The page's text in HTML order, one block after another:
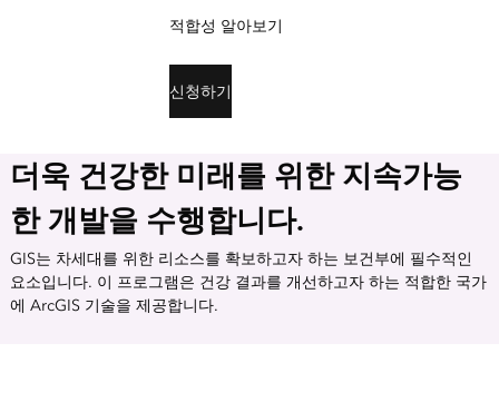
적합성 알아보기
신청하기
더욱 건강한 미래를 위한 지속가능
한 개발을 수행합니다.
GIS는 차세대를 위한 리소스를 확보하고자 하는 보건부에 필수적인
요소입니다. 이 프로그램은 건강 결과를 개선하고자 하는 적합한 국가
에 ArcGIS 기술을 제공합니다.